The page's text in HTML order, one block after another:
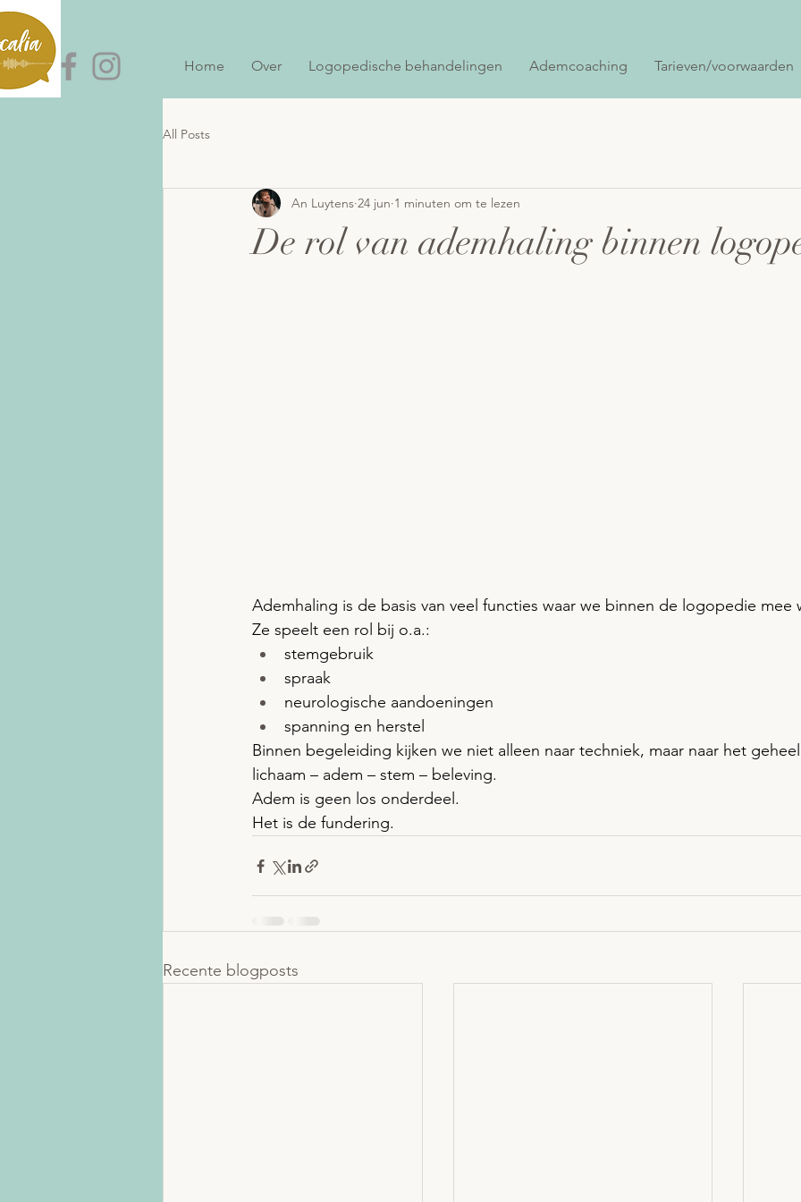
Home Over Logopedische behandelingen Ademcoaching Tarieven/voorwaarden
All Posts
De rol van ademhaling binnen
An Luytens 24 jun 1 minuten om te lezen
Ademhaling is de basis van veel functies waar we binnen de logopedie mee
Ze speelt een rol bij o.a.:
stemgebruik
spraak
neurologische aandoeningen
spanning en herstel
Binnen begeleiding kijken we niet alleen naar techniek, maar naar het
lichaam – adem – stem – beleving.
Adem is geen los onderdeel.
Het is de fundering.
Recente blogposts